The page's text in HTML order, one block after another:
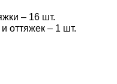
– 16 шт.
оттяжек – 1 шт.